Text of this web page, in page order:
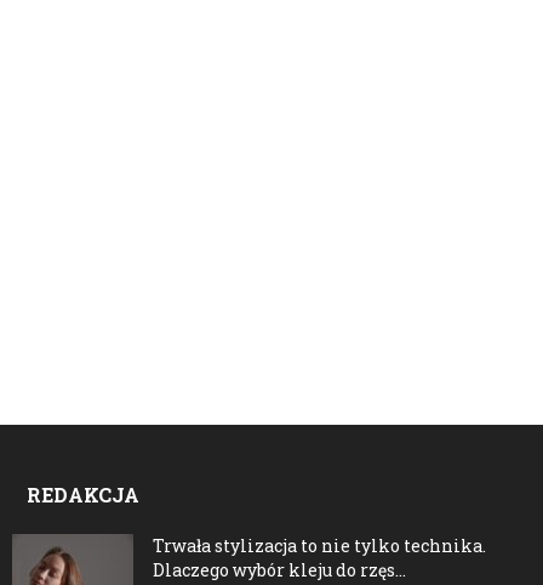
REDAKCJA
Trwała stylizacja to nie tylko technika.
Dlaczego wybór kleju do rzęs...